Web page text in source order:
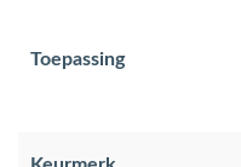
Toepassing